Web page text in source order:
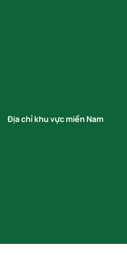
Địa chỉ khu vực miền Nam